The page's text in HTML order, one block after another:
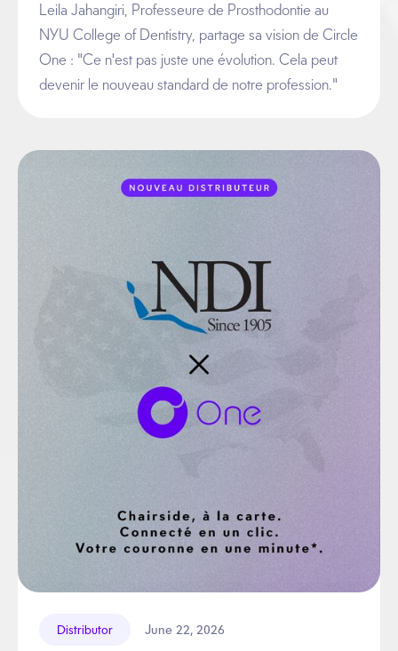
Leila Jahangiri, Professeure de Prosthodontie au
NYU College of Dentistry, partage sa vision de Circle
One : "Ce n'est pas juste une évolution. Cela peut
devenir le nouveau standard de notre profession."
Distributor June 22, 2026